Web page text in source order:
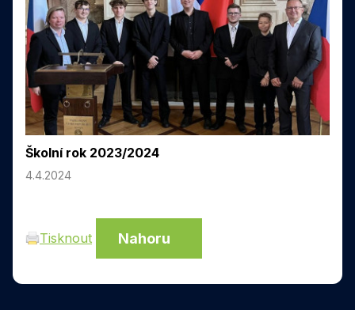
Školní rok 2023/2024
4.4.2024
Tisknout Nahoru